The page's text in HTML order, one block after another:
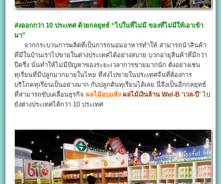
ส่งออกกว่า 10 ประเทศ ด้วยกลยุทธ์ “ไปในที่ไม่มี ของที่ไม่มีให้เอาเข้า
มา”
จากกระบวนการผลิตที่เป็นการถนอมอาหารทำให้ สามารถนำสินค้า
ที่มีในบ้านเราไปขายในต่างประเทศได้อย่างสบาย บวกอายุสินค้าที่มีกว่า
ปีครึ่ง นั่นทำให้ไม่มีปัญหาของระยะเวลาการขายมากนัก ตังอย่างเช่น
ทุเรียนที่มีปลูกมากมายในไทย ที่ส่งไปขายในประเทศจีนที่ต้องการ
บริโภคทุเรียนเป็นอย่างมาก กับปลูกต้นทุเรียนได้เลย นี่จึงเป็นอีกกลยุทธ์
ที่สามารถขับเคลื่อนธุรกิจผลไม้อบแห้ง ผลไม้เงินล้าน Wel-B “เวล-บี” ไป
ยังต่างประเทศได้กว่า 10 ประเทศ